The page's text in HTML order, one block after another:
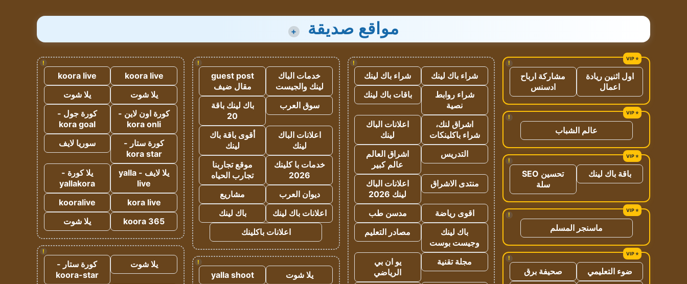
مواقع صديقة +
!
اول اثنين ريادة
اعمال
مشاركة ارباح
ادسنس
!
عالم الشباب
!
باقة باك لينك
تحسين SEO
سلة
!
ماسنجر المسلم
!
ضوء التعليمي
صحيفة برق
!
شراء باك لينك
شراء باك لينك
شراء روابط
نصية
باقات باك لينك
اشراق لنك،
شراء باكلينكات
اعلانات الباك
لينك
التدريس
اشراق العالم
عالم كبير
منتدى الاشراق
اعلانات الباك
لينك 2026
اقوى رياضة
مدسن طب
باك لينك
وجيست بوست
مصادر التعليم
مجلة تقنية
يو ان بي
الرياضي
!
خدمات الباك
لينك والجيست
guest post
مقال ضيف
سوق العرب
باك لينك باقة
20
اعلانات الباك
لينك
أقوى باقة باك
لينك
خدمات با كلينك
2026
موقع تجاربنا
تجارب الحياه
ديوان العرب
مشاريع
اعلانات باك لينك
باك لينك
اعلانات باكلينك
!
يلا شوت
yalla shoot
!
koora live
koora live
يلا شوت
يلا شوت
كورة اون لاين -
kora onli
كورة جول -
kora goal
كورة ستار -
kora star
سوريا لايف
يلا لايف - yalla
live
يلا كورة -
yallakora
kora live
kooralive
koora 365
يلا شوت
!
يلا شوت
كورة ستار -
koora-star